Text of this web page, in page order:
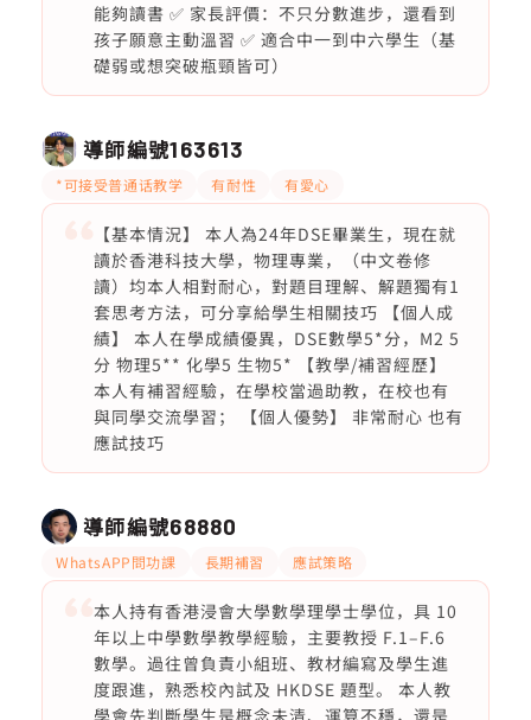
能夠讀書 ✅ 家長評價：不只分數進步，還看到
孩子願意主動溫習 ✅ 適合中一到中六學生（基
礎弱或想突破瓶頸皆可）
導師編號163613
*可接受普通话教学 有耐性 有愛心
【基本情況】 本人為24年DSE畢業生，現在就
讀於香港科技大學，物理專業，（中文卷修
讀）均本人相對耐心，對題目理解、解題獨有1
套思考方法，可分享給學生相關技巧 【個人成
績】 本人在學成績優異，DSE數學5*分，M2 5
分 物理5** 化學5 生物5* 【教學/補習經歷】
本人有補習經驗，在學校當過助教，在校也有
與同學交流學習； 【個人優勢】 非常耐心 也有
應試技巧
導師編號68880
WhatsAPP問功課 長期補習 應試策略
本人持有香港浸會大學數學理學士學位，具 10
年以上中學數學教學經驗，主要教授 F.1–F.6
數學。過往曾負責小組班、教材編寫及學生進
度跟進，熟悉校內試及 HKDSE 題型。 本人教
學會先判斷學生是概念未清、運算不穩，還是